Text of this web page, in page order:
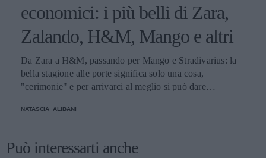
economici: i più belli di Zara,
Zalando, H&M, Mango e altri
Da Zara a H&M, passando per Mango e Stradivarius: la
bella stagione alle porte significa solo una cosa,
"cerimonie" e per arrivarci al meglio si può dare
NATASCIA_ALIBANI
Può interessarti anche